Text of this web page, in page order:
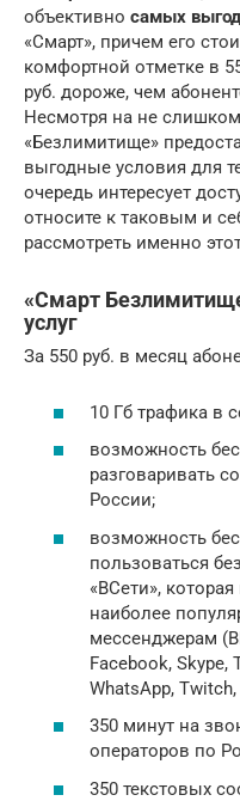
объективно самых
«Смарт», причем его
комфортной отметке в
руб. дороже, чем
Несмотря на не
«Безлимитище»
выгодные условия для
очередь интересует
относите к таковым и
рассмотреть именно
«Смарт
услуг
За 550 руб. в месяц
10 Гб трафика в
возможность
разговаривать
России;
возможность
пользоваться
«ВСети»,
наиболее
мессенджерам
Facebook, Skype,
WhatsApp,
350 минут на
операторов по
350 текстовых